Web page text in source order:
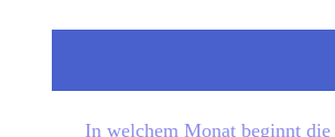
In welchem Monat beginnt